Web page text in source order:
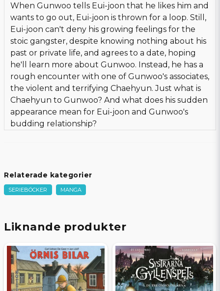
When Gunwoo tells Eui-joon that he likes him and
wants to go out, Eui-joon is thrown for a loop. Still,
Eui-joon can't deny his growing feelings for the
stoic gangster, despite knowing nothing about his
past or private life, and agrees to a date, hoping
he'll learn more about Gunwoo. Instead, he has a
rough encounter with one of Gunwoo's associates,
the violent and terrifying Chaehyun. Just what is
Chaehyun to Gunwoo? And what does his sudden
appearance mean for Eui-joon and Gunwoo's
budding relationship?
Relaterade kategorier
SERIEBÖCKER MANGA
Liknande produkter